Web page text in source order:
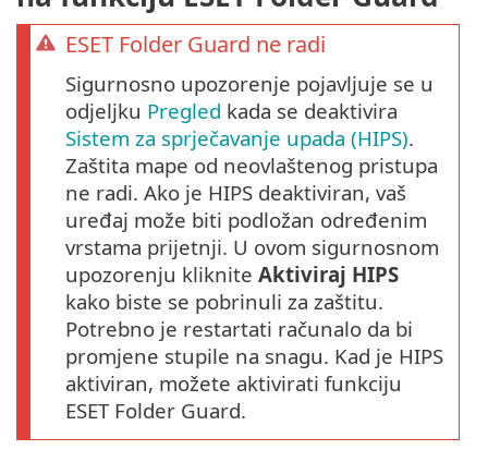
ESET Folder Guard ne radi
Sigurnosno upozorenje pojavljuje se u
odjeljku Pregled kada se deaktivira
Sistem za sprječavanje upada (HIPS).
Zaštita mape od neovlaštenog pristupa
ne radi. Ako je HIPS deaktiviran, vaš
uređaj može biti podložan određenim
vrstama prijetnji. U ovom sigurnosnom
upozorenju kliknite Aktiviraj HIPS
kako biste se pobrinuli za zaštitu.
Potrebno je restartati računalo da bi
promjene stupile na snagu. Kad je HIPS
aktiviran, možete aktivirati funkciju
ESET Folder Guard.